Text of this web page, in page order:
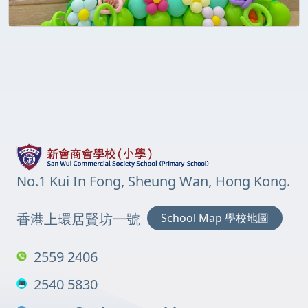
No.1 Kui In Fong, Sheung Wan, Hong Kong.
香港上環居賢坊一號 School Map 學校地圖
2559 2406
2540 5830